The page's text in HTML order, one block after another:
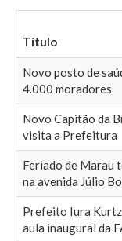
Título
Novo posto de
4.000 moradores
Novo Capitão da
visita a Prefeitura
Feriado de Marau
na avenida Júlio
Prefeito Iura Kurtz
aula inaugural da